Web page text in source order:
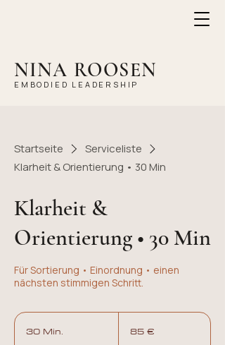
NINA ROOSEN
EMBODIED LEADERSHIP
Startseite
Serviceliste
Klarheit & Orientierung • 30 Min
Klarheit &
Orientierung • 30 Min
Für Sortierung • Einordnung • einen
nächsten stimmigen Schritt.
30 Min. 85 €